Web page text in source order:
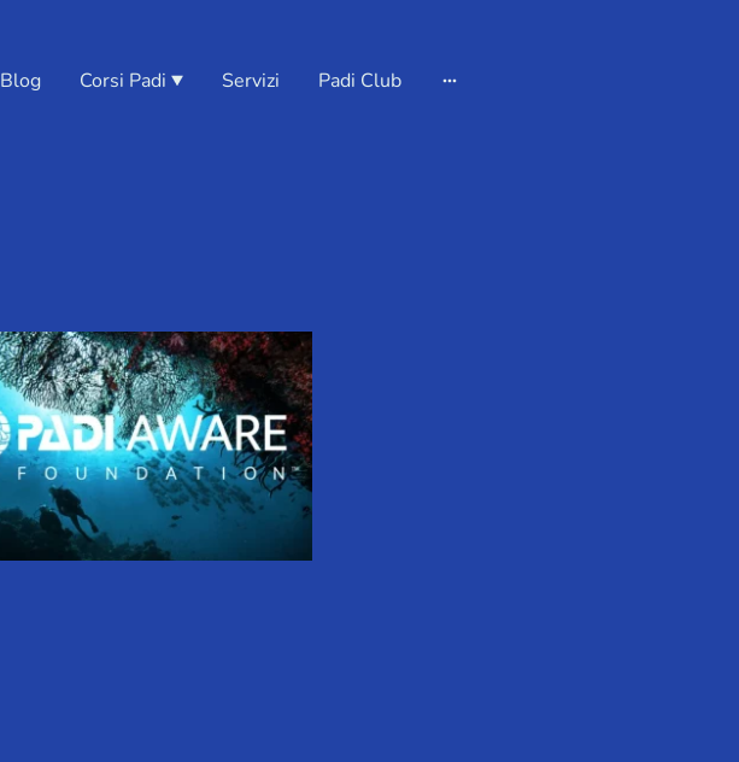
Blog Corsi Padi Servizi Padi Club